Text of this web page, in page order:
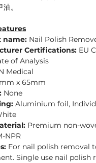
。
name: Nail Polish
Certifications: EU
of Analysis
Medical
x 65mm
None
Aluminium foil,
Premium non-
NPR
For nail polish removal
Single use nail